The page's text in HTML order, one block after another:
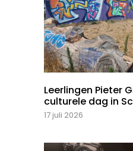
Leerlingen Pieter
culturele dag in
17 juli 2026